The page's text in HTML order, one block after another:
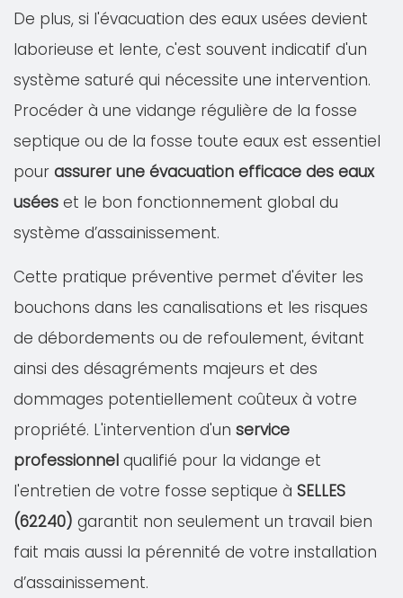
De plus, si l'évacuation des eaux usées devient
laborieuse et lente, c'est souvent indicatif d'un
système saturé qui nécessite une intervention.
Procéder à une vidange régulière de la fosse
septique ou de la fosse toute eaux est essentiel
pour assurer une évacuation efficace des eaux
usées et le bon fonctionnement global du
système d’assainissement.
Cette pratique préventive permet d'éviter les
bouchons dans les canalisations et les risques
de débordements ou de refoulement, évitant
ainsi des désagréments majeurs et des
dommages potentiellement coûteux à votre
propriété. L'intervention d'un service
professionnel qualifié pour la vidange et
l'entretien de votre fosse septique à SELLES
(62240) garantit non seulement un travail bien
fait mais aussi la pérennité de votre installation
d’assainissement.